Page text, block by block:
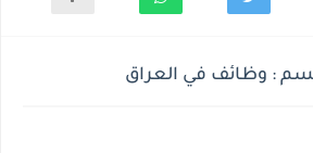
: وظائف في العراق